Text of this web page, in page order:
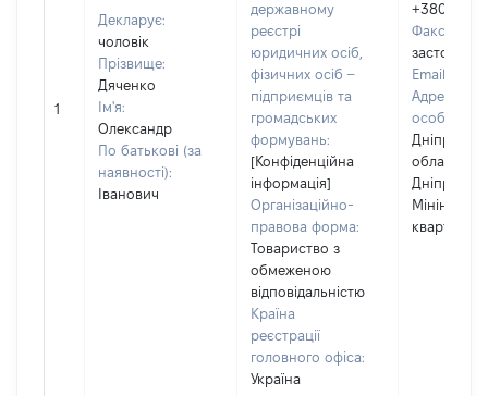
1
Декларує:
чоловік
Прізвище:
Дяченко
Ім'я:
Олександр
По батькові (за
наявності):
Іванович
державному
реєстрі
юридичних осіб,
фізичних осіб –
підприємців та
громадських
формувань:
[Конфіденційна
інформація]
Організаційно-
правова форма:
Товариство з
обмеженою
відповідальністю
Країна
реєстрації
головного офіса:
Україна
Факс:
Email:
Адреса
особи:
область,
Дніпро,
Мініна,
квартира